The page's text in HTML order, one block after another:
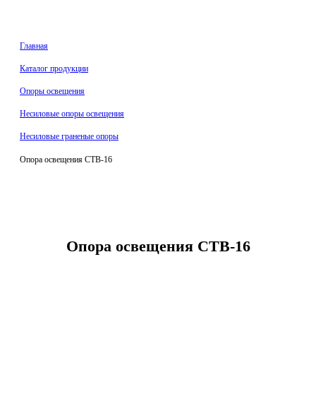
Главная
Каталог продукции
Oпоры oсвeщения
Несиловые опоры освещения
Несиловые граненые опоры
Опора освещения СТВ-16
Опора освещения СТВ-16